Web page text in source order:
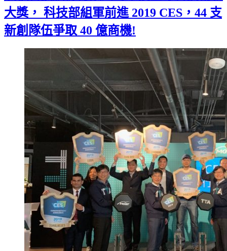
大獎， 科技部組軍前進 2019 CES，44 支
新創隊伍爭取 40 億商機!